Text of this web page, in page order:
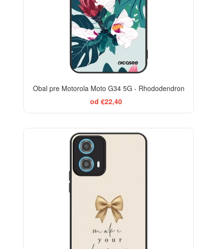
Obal pre Motorola Moto G34 5G - Rhododendron
od €22,40